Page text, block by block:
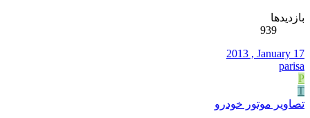
بازدیدها
939
2013 , January 17
parisa
P
T
تصاوير موتور خودرو